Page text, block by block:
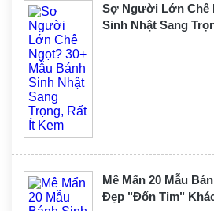
Sợ Người Lớn Chê
Sinh Nhật Sang
Mê Mẩn 20 Mẫu
Đẹp "Đốn Tim"